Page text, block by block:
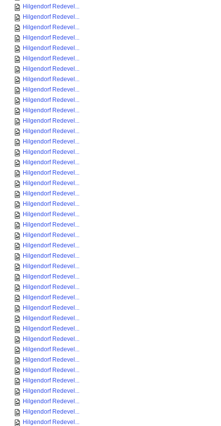
Hilgendorf Redevel...
Hilgendorf Redevel...
Hilgendorf Redevel...
Hilgendorf Redevel...
Hilgendorf Redevel...
Hilgendorf Redevel...
Hilgendorf Redevel...
Hilgendorf Redevel...
Hilgendorf Redevel...
Hilgendorf Redevel...
Hilgendorf Redevel...
Hilgendorf Redevel...
Hilgendorf Redevel...
Hilgendorf Redevel...
Hilgendorf Redevel...
Hilgendorf Redevel...
Hilgendorf Redevel...
Hilgendorf Redevel...
Hilgendorf Redevel...
Hilgendorf Redevel...
Hilgendorf Redevel...
Hilgendorf Redevel...
Hilgendorf Redevel...
Hilgendorf Redevel...
Hilgendorf Redevel...
Hilgendorf Redevel...
Hilgendorf Redevel...
Hilgendorf Redevel...
Hilgendorf Redevel...
Hilgendorf Redevel...
Hilgendorf Redevel...
Hilgendorf Redevel...
Hilgendorf Redevel...
Hilgendorf Redevel...
Hilgendorf Redevel...
Hilgendorf Redevel...
Hilgendorf Redevel...
Hilgendorf Redevel...
Hilgendorf Redevel...
Hilgendorf Redevel...
Hilgendorf Redevel...